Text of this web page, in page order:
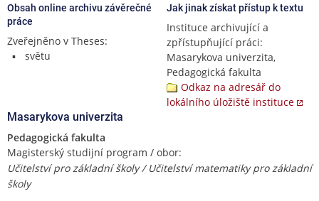
Obsah online archivu závěrečné
práce
Zveřejněno v Theses:
světu
Jak jinak získat přístup k textu
Instituce archivující a
zpřístupňující práci:
Masarykova univerzita,
Pedagogická fakulta
Odkaz na adresář do
lokálního úložiště instituce
Masarykova univerzita
Pedagogická fakulta
Magisterský studijní program / obor:
Učitelství pro základní školy / Učitelství matematiky pro základní
školy